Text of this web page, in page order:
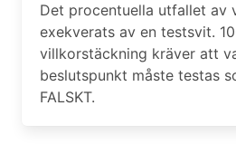
Det procentuella utfallet av
exekverats av en testsvit.
villkorstäckning kräver att
beslutspunkt måste testas
FALSKT.